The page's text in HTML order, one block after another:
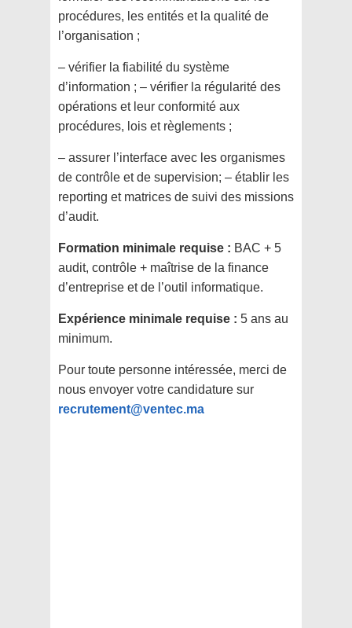
procédures, les entités et la qualité de
l’organisation ;
– vérifier la fiabilité du système
d’information ; – vérifier la régularité des
opérations et leur conformité aux
procédures, lois et règlements ;
– assurer l’interface avec les organismes
de contrôle et de supervision; – établir les
reporting et matrices de suivi des missions
d’audit.
Formation minimale requise : BAC + 5
audit, contrôle + maîtrise de la finance
d’entreprise et de l’outil informatique.
Expérience minimale requise : 5 ans au
minimum.
Pour toute personne intéressée, merci de
nous envoyer votre candidature sur
recrutement@ventec.ma